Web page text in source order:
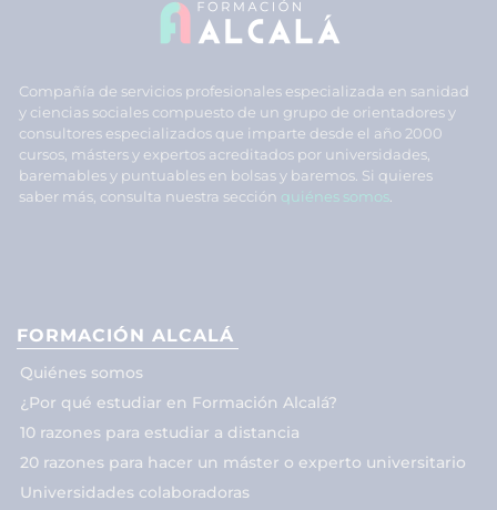
Compañía de servicios profesionales especializada en sanidad
y ciencias sociales compuesto de un grupo de orientadores y
consultores especializados que imparte desde el año 2000
cursos, másters y expertos acreditados por universidades,
baremables y puntuables en bolsas y baremos. Si quieres
saber más, consulta nuestra sección quiénes somos
FORMACIÓN ALCALÁ
Quiénes somos
¿Por qué estudiar en Formación Alcalá?
10 razones para estudiar a distancia
20 razones para hacer un máster o experto universitario
Universidades colaboradoras